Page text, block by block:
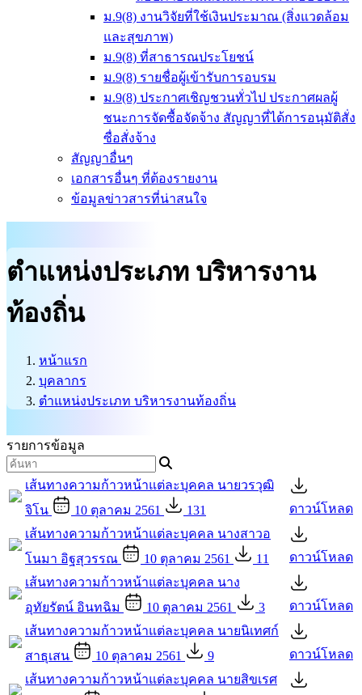
ม.9(8) งานวิจัยที่ใช้เงินประมาณ (สิ่งแวดล้อม
และสุขภาพ)
ม.9(8) ที่สาธารณประโยชน์
ม.9(8) รายชื่อผู้เข้ารับการอบรม
ม.9(8) ประกาศเชิญชวนทั่วไป ประกาศผลผู้
ชนะการจัดซื้อจัดจ้าง สัญญาที่ได้การอนุมัติสั่ง
ซื่อสั่งจ้าง
สัญญาอื่นๆ
เอกสารอื่นๆ ที่ต้องรายงาน
ข้อมูลข่าวสารที่น่าสนใจ
ตำแหน่งประเภท บริหารงาน
ท้องถิ่น
หน้าแรก
บุคลากร
ตำแหน่งประเภท บริหารงานท้องถิ่น
รายการข้อมูล
เส้นทางความก้าวหน้าแต่ละบุคคล นายวรวุฒิ
จิโน
10 ตุลาคม 2561 131
ดาวน์โหลด
เส้นทางความก้าวหน้าแต่ละบุคคล นางสาวอ
โนมา อิฐสุวรรณ
10 ตุลาคม 2561 11
ดาวน์โหลด
เส้นทางความก้าวหน้าแต่ละบุคคล นาง
อุทัยรัตน์ อินทฉิม
10 ตุลาคม 2561 3
ดาวน์โหลด
เส้นทางความก้าวหน้าแต่ละบุคคล นายนิเทศก์
สาธุเสน
10 ตุลาคม 2561 9
ดาวน์โหลด
เส้นทางความก้าวหน้าแต่ละบุคคล นายสิขเรศ